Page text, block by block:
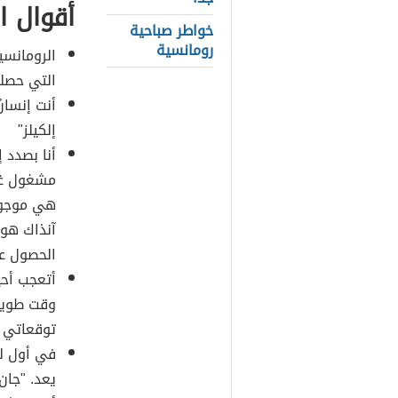
خواطر صباحية
رومانسية
أقوال
التي
أنت
إلكيلز"
أنا
مشغول
هي
آنذاك
الحصول
أتعجب
وقت
في أول
يعد.